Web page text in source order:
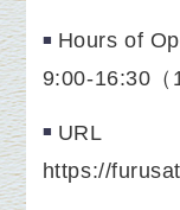
Hours of
9:00-16:30（
URL
https://